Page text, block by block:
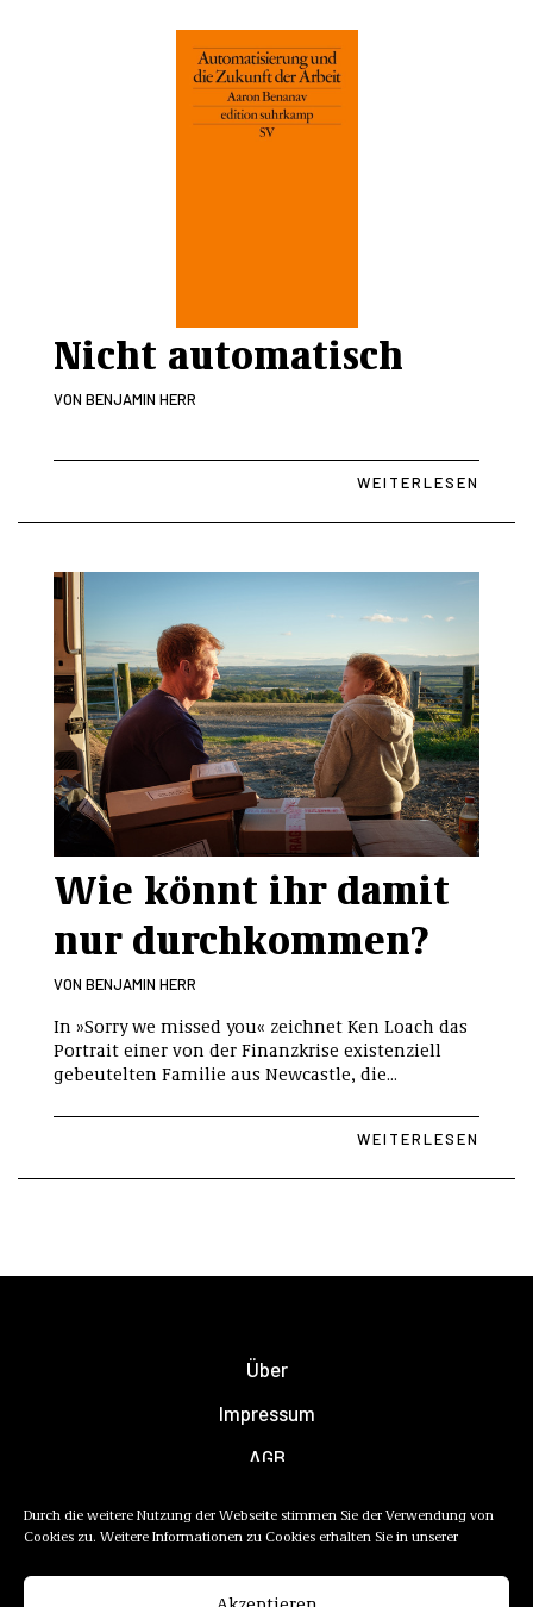
Durch die weitere Nutzung der Webseite stimmen Sie der Verwendung von
Cookies zu. Weitere Informationen zu Cookies erhalten Sie in unserer
Nicht automatisch
VON BENJAMIN HERR
WEITERLESEN
Wie könnt ihr damit
nur durchkommen?
VON BENJAMIN HERR
In »Sorry we missed you« zeichnet Ken Loach das
Portrait einer von der Finanzkrise existenziell
gebeutelten Familie aus Newcastle, die...
WEITERLESEN
Über
Impressum
AGB
Newsletter